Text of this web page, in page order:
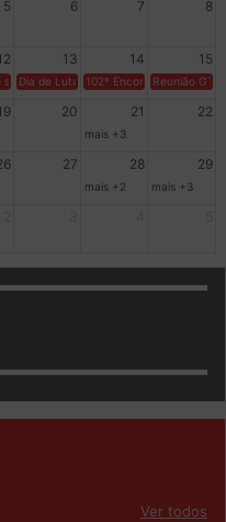
5 6 7 8
13 14 15
a Cuba no Rio Grande do Sul - 100
solidariedade a Cuba no Rio Grande do
Dia de Luta em Defesa de Cuba e da
102º Encontro da
Reunião
20 21 22
mais +3
27 28 29
mais +2 mais +3
Ver todos